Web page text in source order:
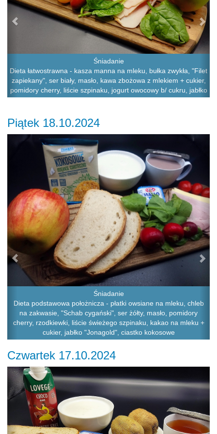
Śniadanie
Dieta łatwostrawna - kasza manna na mleku, bułka zwykła, "Filet
zapiekany", ser biały, masło, kawa zbożowa z mlekiem + cukier,
pomidory cherry, liście szpinaku, jogurt owocowy b/ cukru, jabłko
Piątek 18.10.2024
Śniadanie
Dieta podstawowa położnicza - płatki owsiane na mleku, chleb
na zakwasie, "Schab cygański", ser żółty, masło, pomidory
cherry, rzodkiewki, liście świeżego szpinaku, kakao na mleku +
cukier, jabłko "Jonagold", ciastko kokosowe
Previous
Czwartek 17.10.2024
Previous